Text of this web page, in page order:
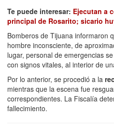
Te puede interesar: Ejecutan a
principal de Rosarito; sicario
Bomberos de Tijuana informaron
hombre inconsciente, de
lugar, personal de emergencias
con signos vitales, al interior de
Por lo anterior, se procedió a la
mientras que la escena fue
correspondientes. La Fiscalía
fallecimiento.